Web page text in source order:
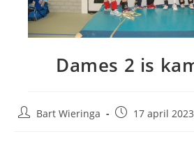
Dames 2 is
Bart Wieringa 17 april 2023